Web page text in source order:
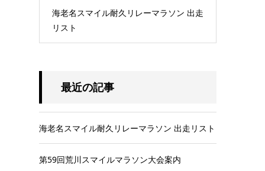
第59回荒川スマイルマラソン大会案内
最近の記事
海老名スマイル耐久リレーマラソン 出走リスト
第59回荒川スマイルマラソン大会案内